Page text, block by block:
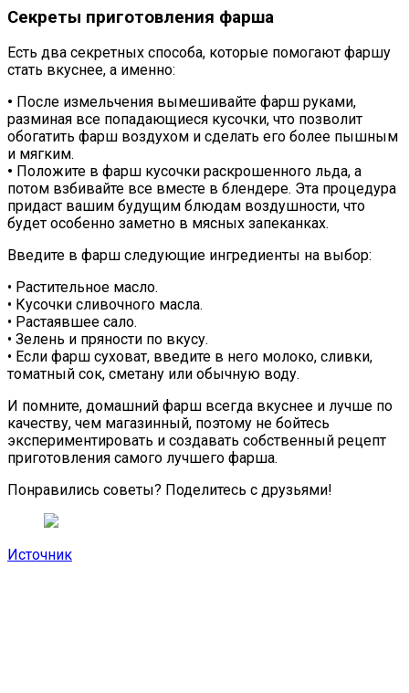
Секреты приготовления фарша
Есть два секретных способа, которые помогают фаршу
стать вкуснее, а именно:
• После измельчения вымешивайте фарш руками,
разминая все попадающиеся кусочки, что позволит
обогатить фарш воздухом и сделать его более пышным
и мягким.
• Положите в фарш кусочки раскрошенного льда, а
потом взбивайте все вместе в блендере. Эта процедура
придаст вашим будущим блюдам воздушности, что
будет особенно заметно в мясных запеканках.
Введите в фарш следующие ингредиенты на выбор:
• Растительное масло.
• Кусочки сливочного масла.
• Растаявшее сало.
• Зелень и пряности по вкусу.
• Если фарш суховат, введите в него молоко, сливки,
томатный сок, сметану или обычную воду.
И помните, домашний фарш всегда вкуснее и лучше по
качеству, чем магазинный, поэтому не бойтесь
экспериментировать и создавать собственный рецепт
приготовления самого лучшего фарша.
Понравились советы? Поделитесь с друзьями!
Источник